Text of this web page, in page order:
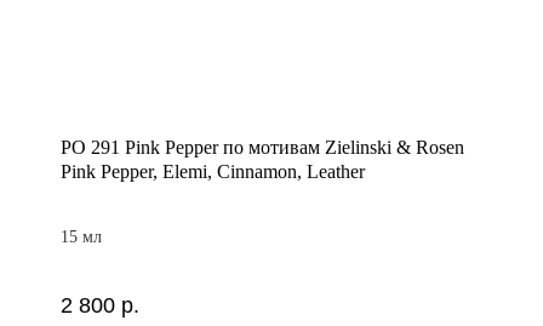
PO 291 Pink Pepper по мотивам Zielinski & Rosen
Pink Pepper, Elemi, Cinnamon, Leather
15 мл
2 800 р.